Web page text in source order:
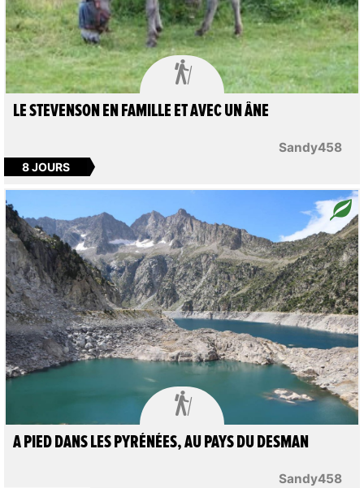

Sandy458
LE STEVENSON EN FAMILLE ET AVEC UN ÂNE
8 JOURS

Sandy458
A PIED DANS LES PYRÉNÉES, AU PAYS DU DESMAN